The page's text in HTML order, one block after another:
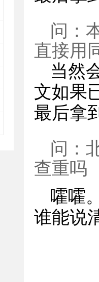
问：
直接用
当然
文如果
最后拿
问：
查重吗
嚯嚯
谁能说